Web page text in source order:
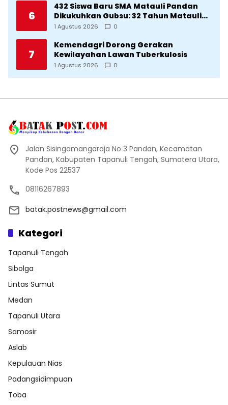
6
432 Siswa Baru SMA Matauli Pandan
Dikukuhkan Gubsu: 32 Tahun Matauli
Cetak SDM Unggul
1 Agustus 2026 0
7
Kemendagri Dorong Gerakan
Kewilayahan Lawan Tuberkulosis
1 Agustus 2026 0
Jalan Sisingamangaraja No 3 Pandan, Kecamatan
Pandan, Kabupaten Tapanuli Tengah, Sumatera Utara,
Kode Pos 22537
08116267893
batak.postnews@gmail.com
Kategori
Tapanuli Tengah
Sibolga
Lintas Sumut
Medan
Tapanuli Utara
Samosir
Aslab
Kepulauan Nias
Padangsidimpuan
Toba